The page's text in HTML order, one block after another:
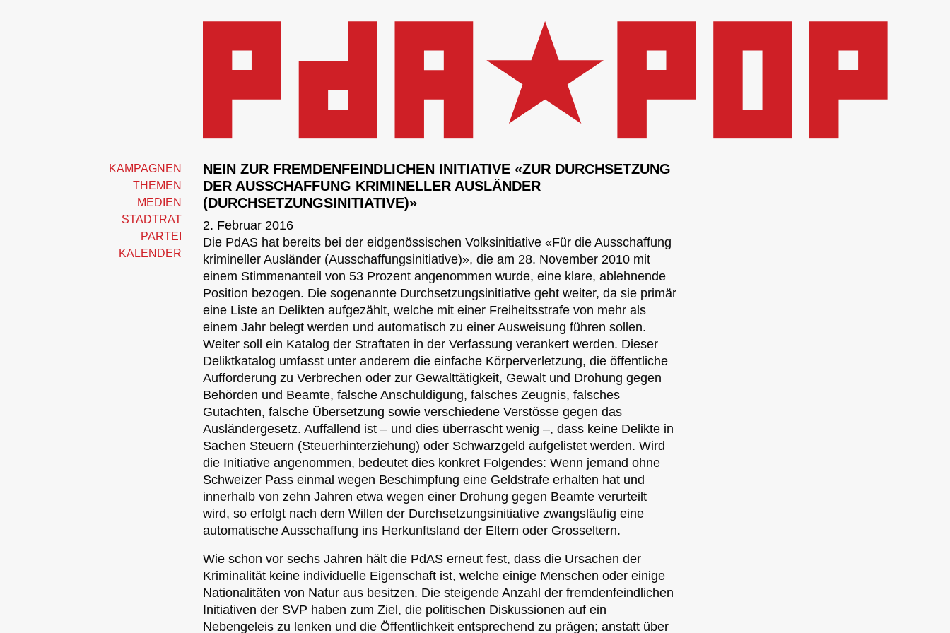
KAMPAGNEN
THEMEN
MEDIEN
STADTRAT
PARTEI
KALENDER
NEIN ZUR FREMDENFEINDLICHEN INITIATIVE «ZUR DURCHSETZUNG
DER AUSSCHAFFUNG KRIMINELLER AUSLÄNDER
(DURCHSETZUNGSINITIATIVE)»
2. Februar 2016
Die PdAS hat bereits bei der eidgenössischen Volksinitiative «Für die Ausschaffung
krimineller Ausländer (Ausschaffungsinitiative)», die am 28. November 2010 mit
einem Stimmenanteil von 53 Prozent angenommen wurde, eine klare, ablehnende
Position bezogen. Die sogenannte Durchsetzungsinitiative geht weiter, da sie primär
eine Liste an Delikten aufgezählt, welche mit einer Freiheitsstrafe von mehr als
einem Jahr belegt werden und automatisch zu einer Ausweisung führen sollen.
Weiter soll ein Katalog der Straftaten in der Verfassung verankert werden. Dieser
Deliktkatalog umfasst unter anderem die einfache Körperverletzung, die öffentliche
Aufforderung zu Verbrechen oder zur Gewalttätigkeit, Gewalt und Drohung gegen
Behörden und Beamte, falsche Anschuldigung, falsches Zeugnis, falsches
Gutachten, falsche Übersetzung sowie verschiedene Verstösse gegen das
Ausländergesetz. Auffallend ist – und dies überrascht wenig –, dass keine Delikte in
Sachen Steuern (Steuerhinterziehung) oder Schwarzgeld aufgelistet werden. Wird
die Initiative angenommen, bedeutet dies konkret Folgendes: Wenn jemand ohne
Schweizer Pass einmal wegen Beschimpfung eine Geldstrafe erhalten hat und
innerhalb von zehn Jahren etwa wegen einer Drohung gegen Beamte verurteilt
wird, so erfolgt nach dem Willen der Durchsetzungsinitiative zwangsläufig eine
automatische Ausschaffung ins Herkunftsland der Eltern oder Grosseltern.
Wie schon vor sechs Jahren hält die PdAS erneut fest, dass die Ursachen der
Kriminalität keine individuelle Eigenschaft ist, welche einige Menschen oder einige
Nationalitäten von Natur aus besitzen. Die steigende Anzahl der fremdenfeindlichen
Initiativen der SVP haben zum Ziel, die politischen Diskussionen auf ein
Nebengeleis zu lenken und die Öffentlichkeit entsprechend zu prägen; anstatt über